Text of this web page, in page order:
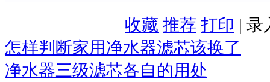
收藏 推荐 打印 | 录
怎样判断家用净水器滤芯该换了
净水器三级滤芯各自的用处